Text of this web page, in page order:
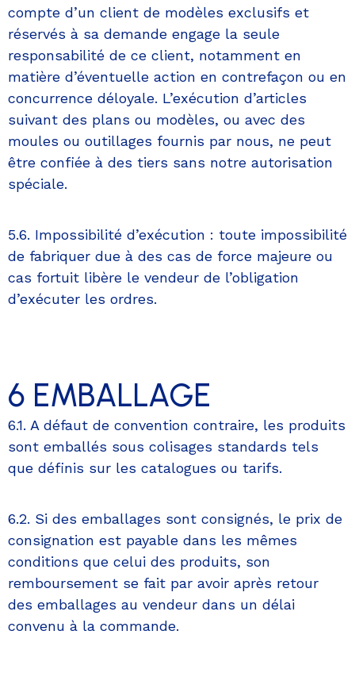
compte d’un client de modèles exclusifs et
réservés à sa demande engage la seule
responsabilité de ce client, notamment en
matière d’éventuelle action en contrefaçon ou en
concurrence déloyale. L’exécution d’articles
suivant des plans ou modèles, ou avec des
moules ou outillages fournis par nous, ne peut
être confiée à des tiers sans notre autorisation
spéciale.
5.6. Impossibilité d’exécution : toute impossibilité
de fabriquer due à des cas de force majeure ou
cas fortuit libère le vendeur de l’obligation
d’exécuter les ordres.
6 EMBALLAGE
6.1. A défaut de convention contraire, les produits
sont emballés sous colisages standards tels
que définis sur les catalogues ou tarifs.
6.2. Si des emballages sont consignés, le prix de
consignation est payable dans les mêmes
conditions que celui des produits, son
remboursement se fait par avoir après retour
des emballages au vendeur dans un délai
convenu à la commande.